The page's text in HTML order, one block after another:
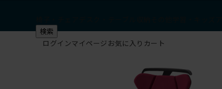
検索
ログインマイページ お気に入り カート